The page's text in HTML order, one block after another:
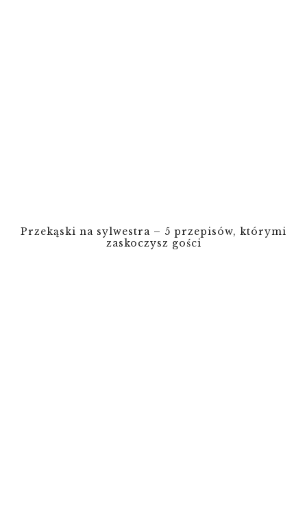
Przekąski na sylwestra – 5 przepisów, którymi
zaskoczysz gości